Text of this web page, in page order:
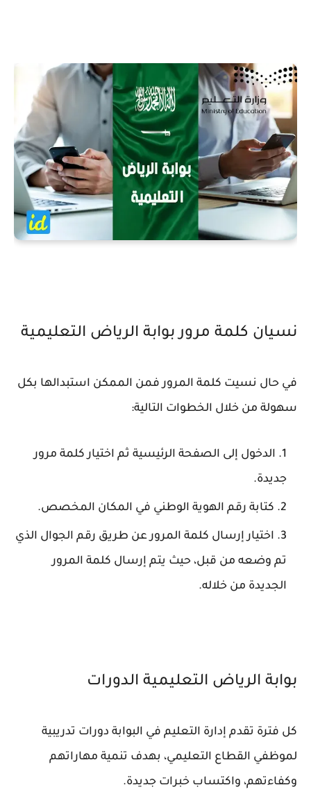
نسيان كلمة مرور بوابة الرياض التعليمية
في حال نسيت كلمة المرور فمن الممكن استبدالها بكل
سهولة من خلال الخطوات التالية:
الدخول إلى الصفحة الرئيسية ثم اختيار كلمة مرور
جديدة.
كتابة رقم الهوية الوطني في المكان المخصص.
اختيار إرسال كلمة المرور عن طريق رقم الجوال الذي
تم وضعه من قبل، حيث يتم إرسال كلمة المرور
الجديدة من خلاله.
بوابة الرياض التعليمية الدورات
كل فترة تقدم إدارة التعليم في البوابة دورات تدريبية
لموظفي القطاع التعليمي، بهدف تنمية مهاراتهم
وكفاءتهم، واكتساب خبرات جديدة.